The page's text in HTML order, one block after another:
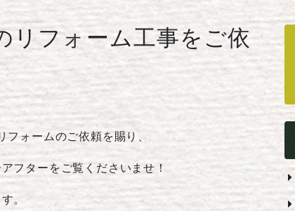
リフォーム工事をご依
ォームのご依頼を賜り、
フターをご覧くださいませ！
。